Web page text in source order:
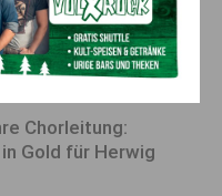
Chorleitung:
Gold für Herwig